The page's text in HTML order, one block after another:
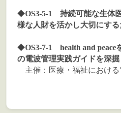
◆OS3-5-1 持続可能な生体
様な人財を活かし大切にする
◆OS3-7-1 health and peace
の電波管理実践ガイドを深掘
主催：医療・福祉における